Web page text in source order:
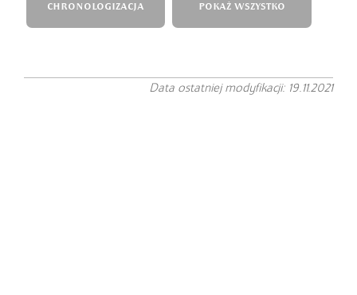
CHRONOLOGIZACJA POKAŻ WSZYSTKO
Data ostatniej modyfikacji: 19.11.2021